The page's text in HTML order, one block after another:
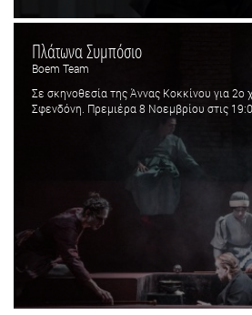
Πλάτωνα Συμπόσιο
Boem Team
Σε σκηνοθεσία της Άννας Κοκκίνου για 2ο
Σφενδόνη. Πρεμιέρα 8 Νοεμβρίου στις